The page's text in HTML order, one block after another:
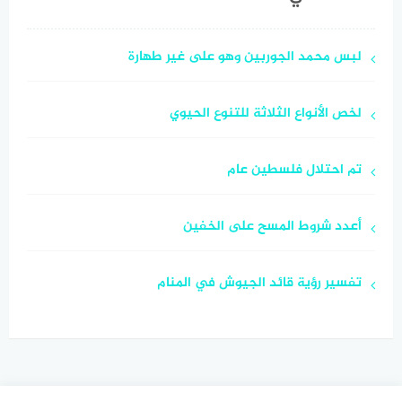
لبس محمد الجوربين وهو على غير طهارة
لخص الأنواع الثلاثة للتنوع الحيوي
تم احتلال فلسطين عام
أعدد شروط المسح على الخفين
تفسير رؤية قائد الجيوش في المنام